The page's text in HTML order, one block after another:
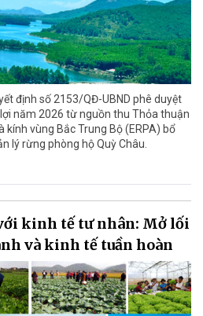
định số 2153/QĐ-UBND phê duyệt
năm 2026 từ nguồn thu Thỏa thuận
vùng Bắc Trung Bộ (ERPA) bổ
lý rừng phòng hộ Quỳ Châu.
kinh tế tư nhân: Mở lối
và kinh tế tuần hoàn